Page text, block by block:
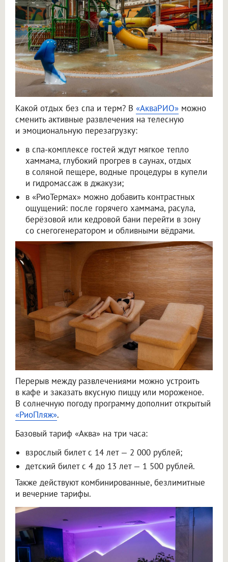
Какой отдых без спа и терм? В «АкваРИО» можно
сменить активные развлечения на телесную
и эмоциональную перезагрузку:
в спа-комплексе гостей ждут мягкое тепло
хаммама, глубокий прогрев в саунах, отдых
в соляной пещере, водные процедуры в купели
и гидромассаж в джакузи;
в «РиоТермах» можно добавить контрастных
ощущений: после горячего хаммама, расула,
берёзовой или кедровой бани перейти в зону
со снегогенератором и обливными вёдрами.
Перерыв между развлечениями можно устроить
в кафе и заказать вкусную пиццу или мороженое.
В солнечную погоду программу дополнит открытый
«РиоПляж».
Базовый тариф «Аква» на три часа:
взрослый билет с 14 лет — 2 000 рублей;
детский билет с 4 до 13 лет — 1 500 рублей.
Также действуют комбинированные, безлимитные
и вечерние тарифы.